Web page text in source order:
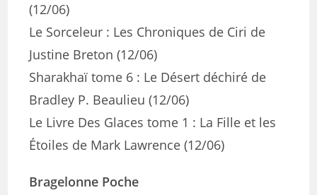
(12/06)
Le Sorceleur : Les Chroniques de Ciri de
Justine Breton (12/06)
Sharakhaï tome 6 : Le Désert déchiré de
Bradley P. Beaulieu (12/06)
Le Livre Des Glaces tome 1 : La Fille et les
Étoiles de Mark Lawrence (12/06)
Bragelonne Poche